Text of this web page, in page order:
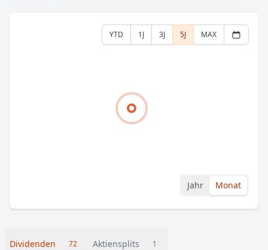
YTD 1J 3J 5J MAX
Jahr Monat
Dividenden 72 Aktiensplits 1